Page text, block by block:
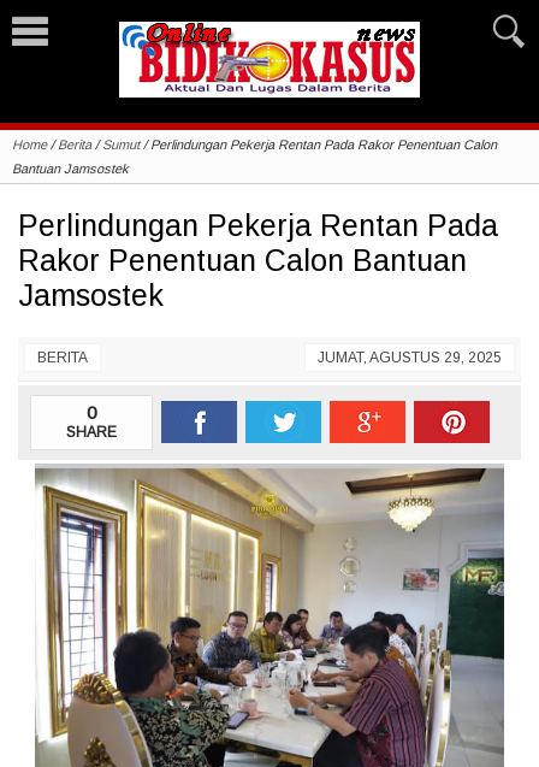
Home/Berita/Sumut/Perlindungan Pekerja Rentan Pada Rakor Penentuan Calon
Bantuan Jamsostek
Perlindungan Pekerja Rentan Pada
Rakor Penentuan Calon Bantuan
Jamsostek
BERITA JUMAT, AGUSTUS 29, 2025
0
SHARE